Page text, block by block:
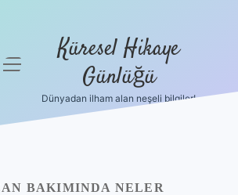
menüyü
Küresel Hikaye
Günlüğü
Dünyadan ilham alan neşeli bilgiler!
BAKIMINDA NELER